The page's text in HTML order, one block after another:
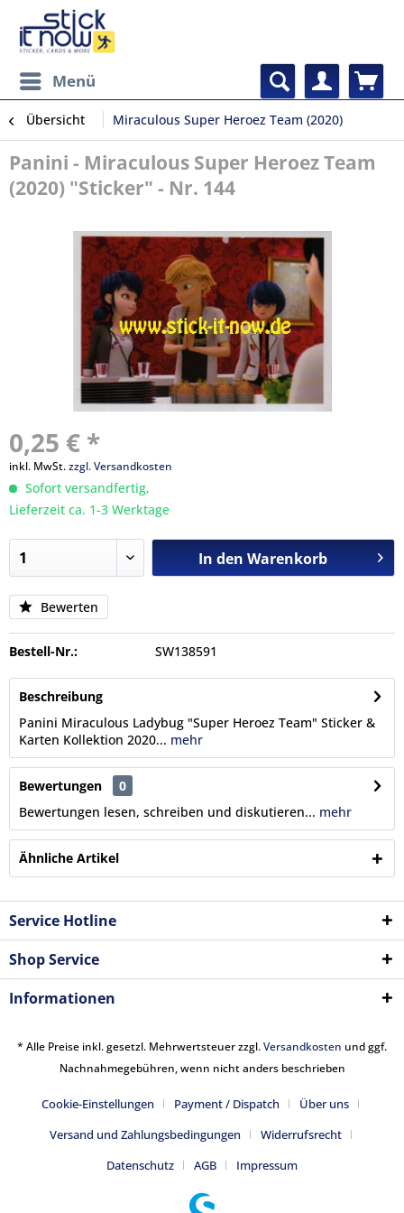
Menü
Übersicht Miraculous Super Heroez Team (2020)
Panini - Miraculous Super Heroez Team
(2020) "Sticker" - Nr. 144
0,25 € *
inkl. MwSt.zzgl. Versandkosten
Sofort versandfertig,
Lieferzeit ca. 1-3 Werktage
In den Warenkorb
Bewerten
Bestell-Nr.: SW138591
Beschreibung
Panini Miraculous Ladybug "Super Heroez Team" Sticker &
Karten Kollektion 2020... mehr
Bewertungen
0
Bewertungen lesen, schreiben und diskutieren... mehr
Ähnliche Artikel
Service Hotline
Shop Service
Informationen
* Alle Preise inkl. gesetzl. Mehrwertsteuer zzgl.Versandkosten und ggf.
Nachnahmegebühren, wenn nicht anders beschrieben
Cookie-Einstellungen Payment / Dispatch
Über uns
Versand und Zahlungsbedingungen
Widerrufsrecht
Datenschutz
AGB Impressum